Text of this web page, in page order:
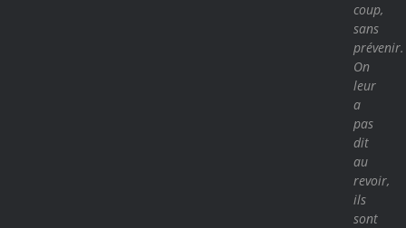
coup,
sans
prévenir.
On
leur
a
pas
dit
au
revoir,
ils
sont